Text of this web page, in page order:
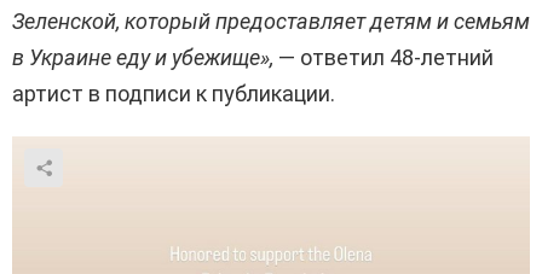
Зеленской, который предоставляет детям и семьям
в Украине еду и убежище», — ответил 48-летний
артист в подписи к публикации.